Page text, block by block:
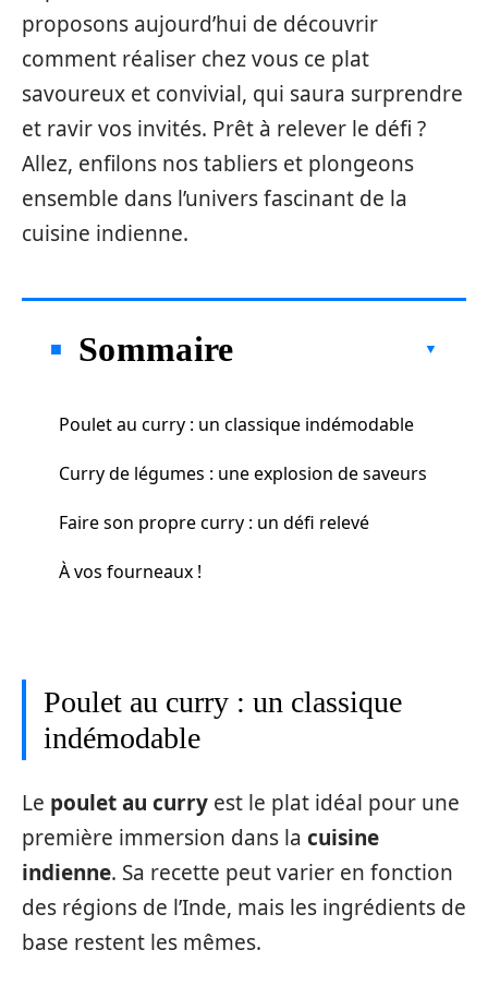
proposons aujourd’hui de découvrir
comment réaliser chez vous ce plat
savoureux et convivial, qui saura surprendre
et ravir vos invités. Prêt à relever le défi ?
Allez, enfilons nos tabliers et plongeons
ensemble dans l’univers fascinant de la
cuisine indienne.
Sommaire
Poulet au curry : un classique indémodable
Curry de légumes : une explosion de saveurs
Faire son propre curry : un défi relevé
À vos fourneaux !
Poulet au curry : un classique
indémodable
Le poulet au curry est le plat idéal pour une
première immersion dans la cuisine
indienne. Sa recette peut varier en fonction
des régions de l’Inde, mais les ingrédients de
base restent les mêmes.